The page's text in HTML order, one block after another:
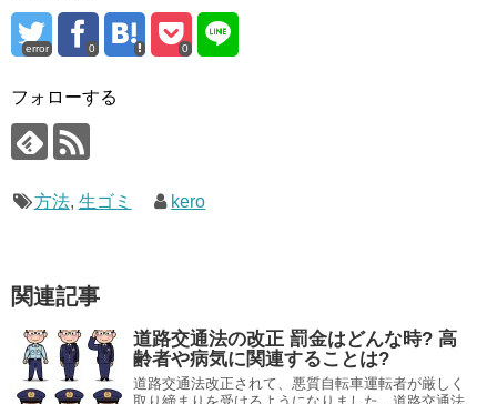
error 0 0
フォローする
方法, 生ゴミ kero
関連記事
道路交通法の改正 罰金はどんな時? 高
齢者や病気に関連することは?
道路交通法改正されて、悪質自転車運転者が厳しく